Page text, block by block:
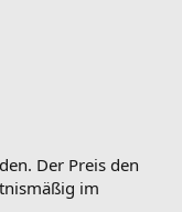
Der Preis den
im